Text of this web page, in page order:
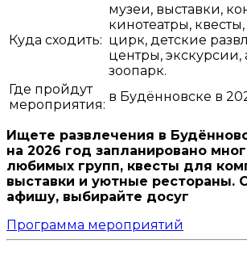
Куда сходить:
музеи, выставки,
кинотеатры,
цирк, детские
центры, экскурсии,
зоопарк.
Где пройдут
мероприятия:
в Будённовске в
Ищете развлечения в
на 2026 год запланировано
любимых групп, квесты для
выставки и уютные рестораны.
афишу, выбирайте досуг
Программа мероприятий